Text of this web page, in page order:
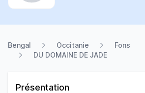
Bengal Occitanie
Fons
DU DOMAINE DE JADE
Présentation